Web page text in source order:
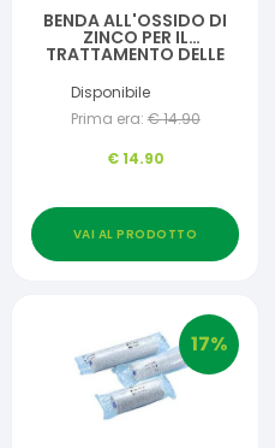
BENDA ALL'OSSIDO DI
ZINCO PER IL
TRATTAMENTO DELLE
TIPO SECCO E DELLE
DERMATITI CRONICHE
VISCOPASTE PB7
Disponibile
Prima era: €14.90
€14.90
VAI AL PRODOTTO
17%